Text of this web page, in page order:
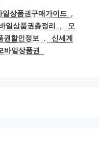
일상품권구매가이드 ,
일상품권총정리 ,
모
권할인정보 ,
신세계
바일상품권